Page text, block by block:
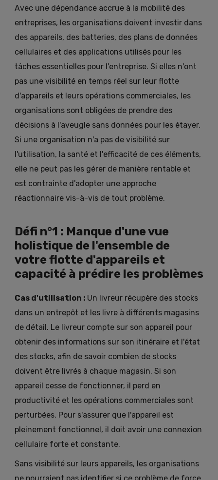
Avec une dépendance accrue à la mobilité des
entreprises, les organisations doivent investir dans
des appareils, des batteries, des plans de données
cellulaires et des applications utilisés pour les
tâches essentielles pour l'entreprise. Si elles n'ont
pas une visibilité en temps réel sur leur flotte
d'appareils et leurs opérations commerciales, les
organisations sont obligées de prendre des
décisions à l'aveugle sans données pour les étayer.
Si une organisation n'a pas de visibilité sur
l'utilisation, la santé et l'efficacité de ces éléments,
elle ne peut pas les gérer de manière rentable et
est contrainte d'adopter une approche
réactionnaire vis-à-vis de tout problème.
Défi n°1 : Manque d'une vue
holistique de l'ensemble de
votre flotte d'appareils et
capacité à prédire les problèmes
Cas d'utilisation : Un livreur récupère des stocks
dans un entrepôt et les livre à différents magasins
de détail. Le livreur compte sur son appareil pour
obtenir des informations sur son itinéraire et l'état
des stocks, afin de savoir combien de stocks
doivent être livrés à chaque magasin. Si son
appareil cesse de fonctionner, il perd en
productivité et les opérations commerciales sont
perturbées. Pour s'assurer que l'appareil est
pleinement fonctionnel, il doit avoir une connexion
cellulaire forte et constante.
Sans visibilité sur leurs appareils, les organisations
ne pourraient pas identifier si ce problème de force